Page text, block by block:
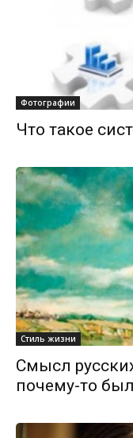
Фотографии
Что такое
Стиль жизни
Смысл
почему-то